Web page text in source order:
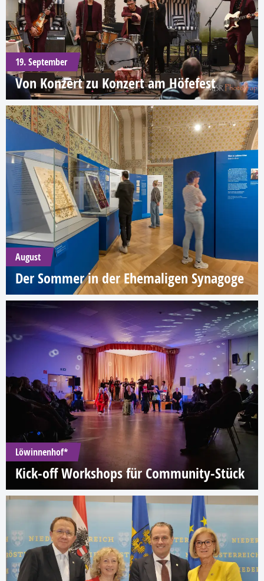
19. September
Von Konzert zu Konzert am Höfefest
August
Der Sommer in der Ehemaligen Synagoge
Löwinnenhof*
Kick-off Workshops für Community-Stück